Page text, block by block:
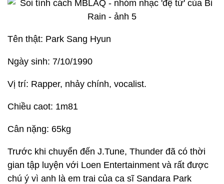
Tên thật: Park Sang Hyun
Ngày sinh: 7/10/1990
Vị trí: Rapper, nhảy chính, vocalist.
Chiều caot: 1m81
Cân nặng: 65kg
Trước khi chuyển đến J.Tune, Thunder đã có thời
gian tập luyện với Loen Entertainment và rất được
chú ý vì anh là em trai của ca sĩ Sandara Park